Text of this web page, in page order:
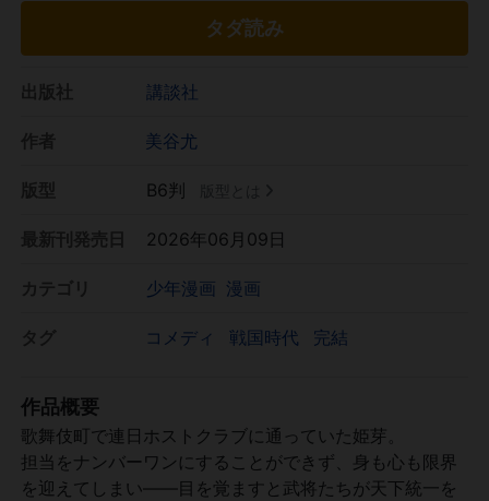
タダ読み
講談社
美谷尤
B6判
2026年06月09日
少年漫画 漫画
コメディ 戦国時代 完結
作品概要
歌舞伎町で連日ホストクラブに通っていた姫芽。
担当をナンバーワンにすることができず、身も心も限界
を迎えてしまい――目を覚ますと武将たちが天下統一を